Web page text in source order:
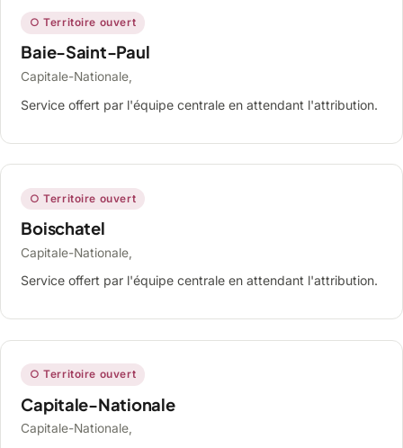
○ Territoire ouvert
Baie-Saint-Paul
Capitale-Nationale,
Service offert par l'équipe centrale en attendant l'attribution.
○ Territoire ouvert
Boischatel
Capitale-Nationale,
Service offert par l'équipe centrale en attendant l'attribution.
○ Territoire ouvert
Capitale-Nationale
Capitale-Nationale,